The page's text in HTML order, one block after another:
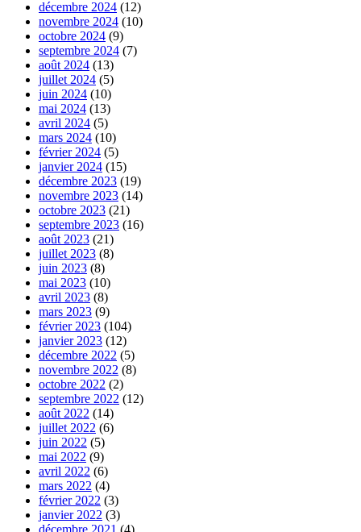
décembre 2024 (12)
novembre 2024 (10)
octobre 2024 (9)
septembre 2024 (7)
août 2024 (13)
juillet 2024 (5)
juin 2024 (10)
mai 2024 (13)
avril 2024 (5)
mars 2024 (10)
février 2024 (5)
janvier 2024 (15)
décembre 2023 (19)
novembre 2023 (14)
octobre 2023 (21)
septembre 2023 (16)
août 2023 (21)
juillet 2023 (8)
juin 2023 (8)
mai 2023 (10)
avril 2023 (8)
mars 2023 (9)
février 2023 (104)
janvier 2023 (12)
décembre 2022 (5)
novembre 2022 (8)
octobre 2022 (2)
septembre 2022 (12)
août 2022 (14)
juillet 2022 (6)
juin 2022 (5)
mai 2022 (9)
avril 2022 (6)
mars 2022 (4)
février 2022 (3)
janvier 2022 (3)
décembre 2021 (4)